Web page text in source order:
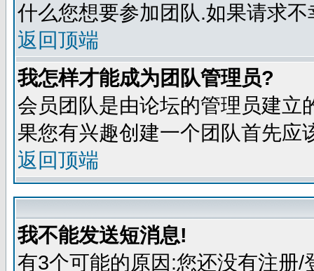
什么您想要参加团队.如果请求
返回顶端
我怎样才能成为团队管理员?
会员团队是由论坛的管理员建立
果您有兴趣创建一个团队首先应
返回顶端
我不能发送短消息!
有3个可能的原因:您还没有注册